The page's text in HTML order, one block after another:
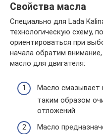
Свойства масла
Специально для Lada
технологическую схему,
ориентироваться при
начала обратим
масло для двигателя:
Масло смазывает
таким образом
отложений
Масло